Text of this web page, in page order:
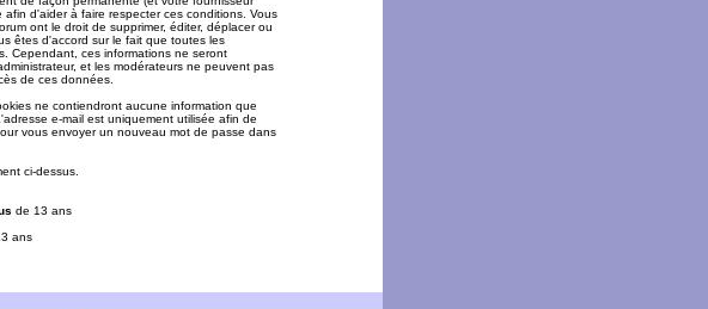
d'aider à faire respecter ces conditions. Vous
ont le droit de supprimer, éditer, déplacer ou
êtes d'accord sur le fait que toutes les
Cependant, ces informations ne seront
et les modérateurs ne peuvent pas
de ces données.
ne contiendront aucune information que
e-mail est uniquement utilisée afin de
vous envoyer un nouveau mot de passe dans
ci-dessus.
de 13 ans
ans